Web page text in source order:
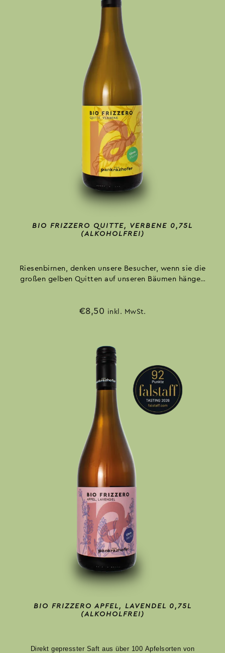
BIO FRIZZERO QUITTE, VERBENE 0,75L
(ALKOHOLFREI)
Riesenbirnen, denken unsere Besucher, wenn sie die
großen gelben Quitten auf unseren Bäumen hängen
€8,50 inkl. MwSt.
BIO FRIZZERO APFEL, LAVENDEL 0,75L
(ALKOHOLFREI)
Direkt gepresster Saft aus über 100 Apfelsorten von